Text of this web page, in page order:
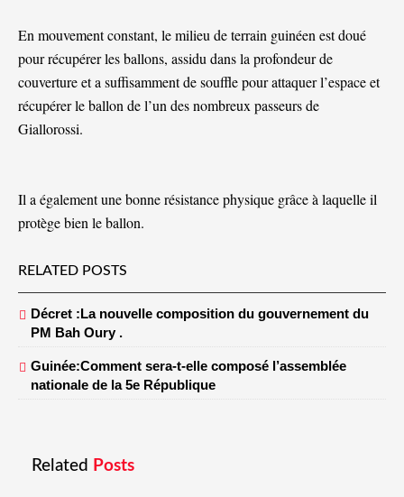
En mouvement constant, le milieu de terrain guinéen est doué
pour récupérer les ballons, assidu dans la profondeur de
couverture et a suffisamment de souffle pour attaquer l’espace et
récupérer le ballon de l’un des nombreux passeurs de
Giallorossi.
Il a également une bonne résistance physique grâce à laquelle il
protège bien le ballon.
RELATED POSTS
Décret :La nouvelle composition du gouvernement du
PM Bah Oury .
Guinée:Comment sera-t-elle composé l’assemblée
nationale de la 5e République
Related Posts